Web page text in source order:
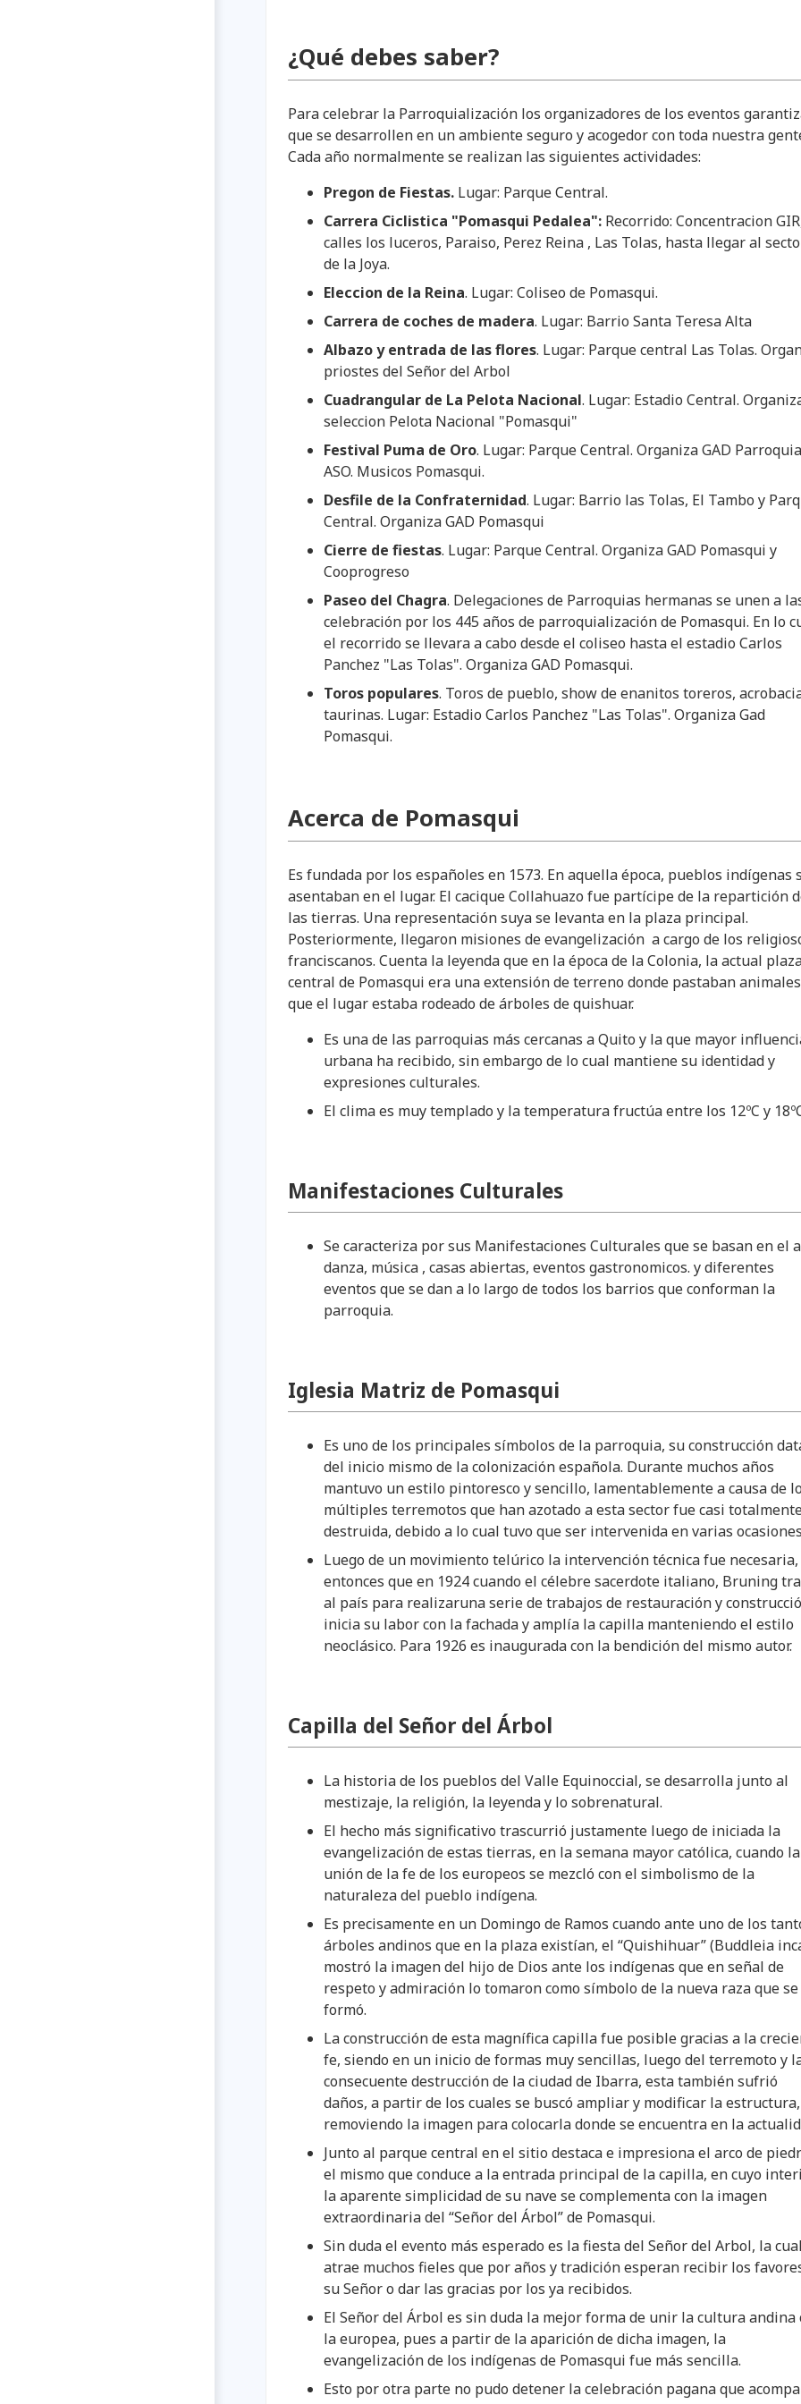
¿Qué debes saber?
Para celebrar la Parroquialización los organizadores de los eventos
que se desarrollen en un ambiente seguro y acogedor con toda nuestra
Cada año normalmente se realizan las siguientes actividades:
Pregon de Fiestas. Lugar: Parque Central.
Carrera Ciclistica "Pomasqui Pedalea": Recorrido: Concentracion
calles los luceros, Paraiso, Perez Reina , Las Tolas, hasta llegar al
de la Joya.
Eleccion de la Reina. Lugar: Coliseo de Pomasqui.
Carrera de coches de madera. Lugar: Barrio Santa Teresa Alta
Albazo y entrada de las flores. Lugar: Parque central Las Tolas.
priostes del Señor del Arbol
Cuadrangular de La Pelota Nacional. Lugar: Estadio Central.
seleccion Pelota Nacional "Pomasqui"
Festival Puma de Oro. Lugar: Parque Central. Organiza GAD
ASO. Musicos Pomasqui.
Desfile de la Confraternidad. Lugar: Barrio las Tolas, El Tambo y
Central. Organiza GAD Pomasqui
Cierre de fiestas. Lugar: Parque Central. Organiza GAD Pomasqui y
Cooprogreso
Paseo del Chagra. Delegaciones de Parroquias hermanas se unen a
celebración por los 445 años de parroquialización de Pomasqui. En lo
el recorrido se llevara a cabo desde el coliseo hasta el estadio Carlos
Panchez "Las Tolas". Organiza GAD Pomasqui.
Toros populares. Toros de pueblo, show de enanitos toreros,
taurinas. Lugar: Estadio Carlos Panchez "Las Tolas". Organiza Gad
Pomasqui.
Acerca de Pomasqui
Es fundada por los españoles en 1573. En aquella época, pueblos indígenas
asentaban en el lugar. El cacique Collahuazo fue partícipe de la repartición
las tierras. Una representación suya se levanta en la plaza principal.
Posteriormente, llegaron misiones de evangelización a cargo de los
franciscanos. Cuenta la leyenda que en la época de la Colonia, la actual
central de Pomasqui era una extensión de terreno donde pastaban
que el lugar estaba rodeado de árboles de quishuar.
Es una de las parroquias más cercanas a Quito y la que mayor
urbana ha recibido, sin embargo de lo cual mantiene su identidad y
expresiones culturales.
El clima es muy templado y la temperatura fructúa entre los 12ºC y
Manifestaciones Culturales
Se caracteriza por sus Manifestaciones Culturales que se basan en el
danza, música , casas abiertas, eventos gastronomicos. y diferentes
eventos que se dan a lo largo de todos los barrios que conforman la
parroquia.
Iglesia Matriz de Pomasqui
Es uno de los principales símbolos de la parroquia, su construcción
del inicio mismo de la colonización española. Durante muchos años
mantuvo un estilo pintoresco y sencillo, lamentablemente a causa de
múltiples terremotos que han azotado a esta sector fue casi
destruida, debido a lo cual tuvo que ser intervenida en varias
Luego de un movimiento telúrico la intervención técnica fue necesaria,
entonces que en 1924 cuando el célebre sacerdote italiano, Bruning
al país para realizaruna serie de trabajos de restauración y
inicia su labor con la fachada y amplía la capilla manteniendo el estilo
neoclásico. Para 1926 es inaugurada con la bendición del mismo autor.
Capilla del Señor del Árbol
La historia de los pueblos del Valle Equinoccial, se desarrolla junto al
mestizaje, la religión, la leyenda y lo sobrenatural.
El hecho más significativo trascurrió justamente luego de iniciada la
evangelización de estas tierras, en la semana mayor católica, cuando la
unión de la fe de los europeos se mezcló con el simbolismo de la
naturaleza del pueblo indígena.
Es precisamente en un Domingo de Ramos cuando ante uno de los
árboles andinos que en la plaza existían, el “Quishihuar” (Buddleia
mostró la imagen del hijo de Dios ante los indígenas que en señal de
respeto y admiración lo tomaron como símbolo de la nueva raza que se
formó.
La construcción de esta magnífica capilla fue posible gracias a la
fe, siendo en un inicio de formas muy sencillas, luego del terremoto y
consecuente destrucción de la ciudad de Ibarra, esta también sufrió
daños, a partir de los cuales se buscó ampliar y modificar la estructura,
removiendo la imagen para colocarla donde se encuentra en la
Junto al parque central en el sitio destaca e impresiona el arco de
el mismo que conduce a la entrada principal de la capilla, en cuyo
la aparente simplicidad de su nave se complementa con la imagen
extraordinaria del “Señor del Árbol” de Pomasqui.
Sin duda el evento más esperado es la fiesta del Señor del Arbol, la cual
atrae muchos fieles que por años y tradición esperan recibir los
su Señor o dar las gracias por los ya recibidos.
El Señor del Árbol es sin duda la mejor forma de unir la cultura andina
la europea, pues a partir de la aparición de dicha imagen, la
evangelización de los indígenas de Pomasqui fue más sencilla.
Esto por otra parte no pudo detener la celebración pagana que